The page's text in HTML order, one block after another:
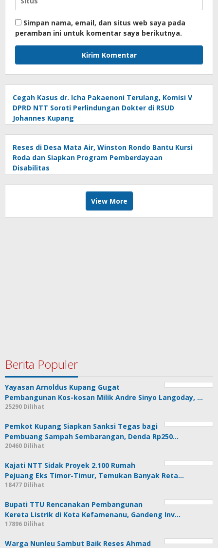
Simpan nama, email, dan situs web saya pada
peramban ini untuk komentar saya berikutnya.
Cegah Kasus dr. Icha Pakaenoni Terulang, Komisi V
DPRD NTT Soroti Perlindungan Dokter di RSUD
Johannes Kupang
Reses di Desa Mata Air, Winston Rondo Bantu Kursi
Roda dan Siapkan Program Pemberdayaan
Disabilitas
View More
Berita Populer
Yayasan Arnoldus Kupang Gugat
Pembangunan Kos-kosan Milik Andre Sinyo Langoday, …
25290 Dilihat
Pemkot Kupang Siapkan Sanksi Tegas bagi
Pembuang Sampah Sembarangan, Denda Rp250…
20460 Dilihat
Kajati NTT Sidak Proyek 2.100 Rumah
Pejuang Eks Timor-Timur, Temukan Banyak Reta…
18477 Dilihat
Bupati TTU Rencanakan Pembangunan
Kereta Listrik di Kota Kefamenanu, Gandeng Inv…
17896 Dilihat
Warga Nunleu Sambut Baik Reses Ahmad